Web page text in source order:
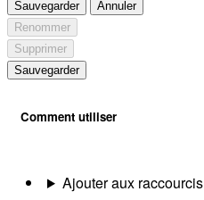
Sauvegarder
Annuler
Renommer
Supprimer
Sauvegarder
Comment utiliser
Ajouter aux raccourcis